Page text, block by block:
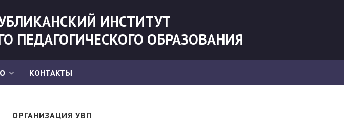
ИНСТИТУТ
ПЕДАГОГИЧЕСКОГО ОБРАЗОВАНИЯ
КОНТАКТЫ
ОРГАНИЗАЦИЯ УВП